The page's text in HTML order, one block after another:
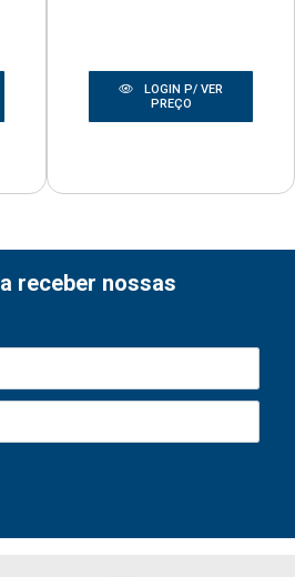
LOGIN P/ VER
PREÇO
receber nossas